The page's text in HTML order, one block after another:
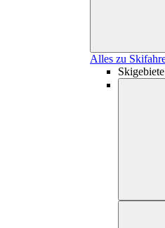
Alles zu
Skigebiete